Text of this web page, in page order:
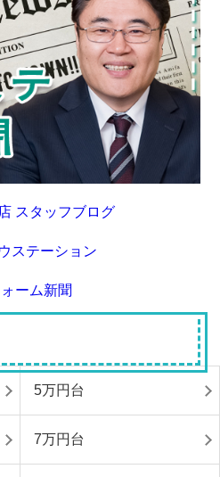
5万円台
7万円台